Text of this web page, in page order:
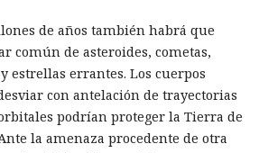
de años también habrá que
común de asteroides, cometas,
estrellas errantes. Los cuerpos
con antelación de trayectorias
podrían proteger la Tierra de
la amenaza procedente de otra